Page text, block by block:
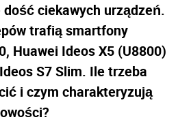
ciekawych urządzeń.
trafią smartfony
Huawei Ideos X5 (U8800)
S7 Slim. Ile trzeba
i czym charakteryzują